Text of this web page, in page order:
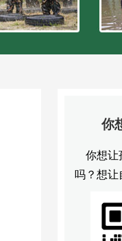
你
你想让
吗？想让